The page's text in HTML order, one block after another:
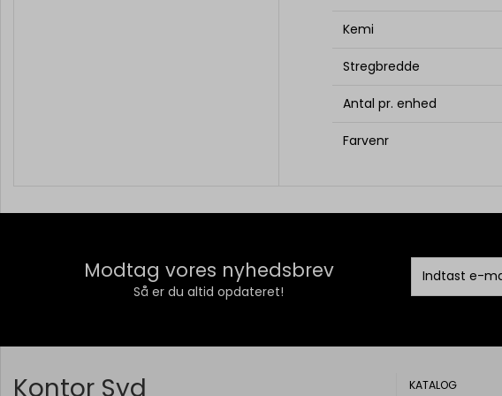
Kemi
Stregbredde
Antal pr. enhed
Farvenr
Modtag vores nyhedsbrev
Så er du altid opdateret!
Kontor Syd KATALOG